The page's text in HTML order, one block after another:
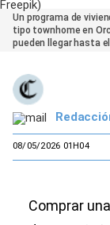
Un programa de
tipo townhome en
pueden llegar hasta
08/05/2026 01H04
Comprar